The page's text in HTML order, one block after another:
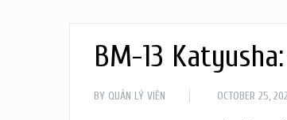
BM-13
BY QUẢN LÝ VIÊN OCTOBER 25,